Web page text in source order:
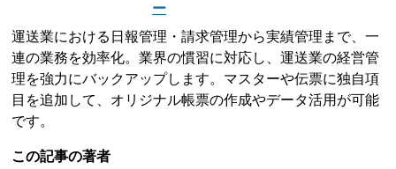
ー
運送業における日報管理・請求管理から実績管理まで、一
連の業務を効率化。業界の慣習に対応し、運送業の経営管
理を強力にバックアップします。マスターや伝票に独自項
目を追加して、オリジナル帳票の作成やデータ活用が可能
です。
この記事の著者